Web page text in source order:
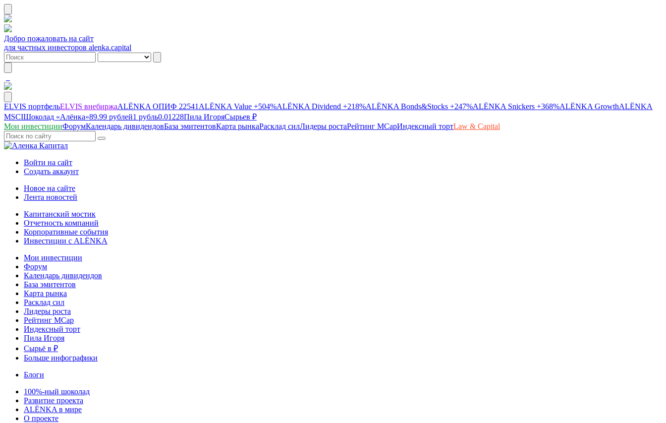
Добро пожаловать на сайт
для частных инвесторов alenka.capital
ELVIS портфельELVIS внебиржаALЁNKA ОПИФ 22541 ALЁNKA Value +504%ALЁNKA Dividend +218%ALЁNKA Bonds&Stocks +247%ALЁNKA Snickers +368%ALЁNKA GrowthALЁNKA
MSCIШоколад «Алёнка»89.99 рублей1 рубль0.01228Пила ИгоряСырьев ₽
Мои инвестицииФорумКалендарь дивидендовБаза эмитентовКарта рынкаРасклад силЛидеры ростаРейтинг MCapИндексный тортLaw & Capital
Войти на сайт
Создать аккаунт
Новое на сайте
Лента новостей
Капитанский мостик
Отчетность компаний
Корпоративные события
Инвестиции с ALЁNKA
Мои инвестиции
Форум
Календарь дивидендов
База эмитентов
Карта рынка
Расклад сил
Лидеры роста
Рейтинг MCap
Индексный торт
Пила Игоря
Сырьё в ₽
Больше инфографики
Блоги
100%-ный шоколад
Развитие проекта
ALЁNKA в мире
О проекте